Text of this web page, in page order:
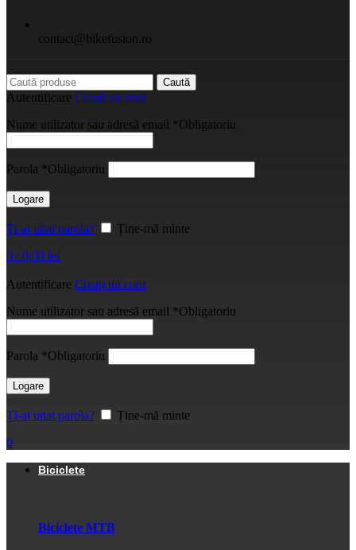
contact@bikefusion.ro
Caută
Autentificare Creați un cont
Nume utilizator sau adresă email *Obligatoriu
Parola *Obligatoriu
Logare
Ți-ai uitat parola?
Ține-mă minte
0 / 0,00 lei
Autentificare Creați un cont
Nume utilizator sau adresă email *Obligatoriu
Parola *Obligatoriu
Logare
Ți-ai uitat parola?
Ține-mă minte
0
Biciclete
Biciclete MTB